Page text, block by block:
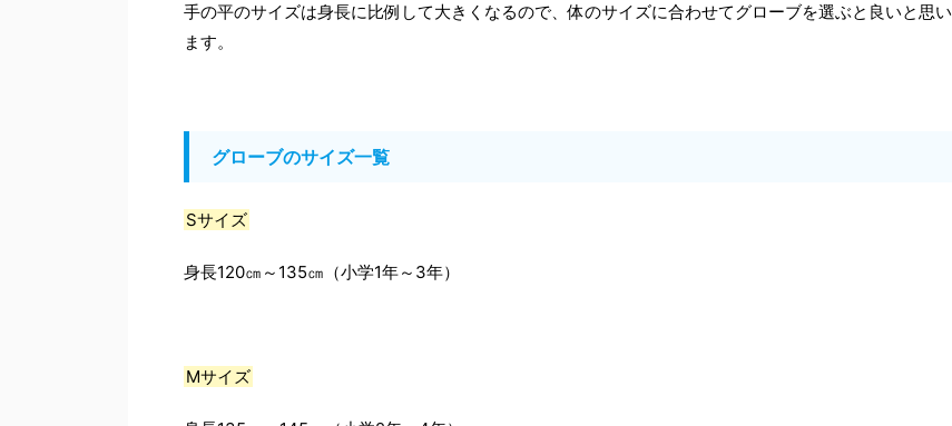
手の平のサイズは身長に比例して大きくなるので、体のサイズに合わせてグローブを選ぶと良いと思い
ます。
グローブのサイズ一覧
Sサイズ
身長120㎝～135㎝（小学1年～3年）
Mサイズ